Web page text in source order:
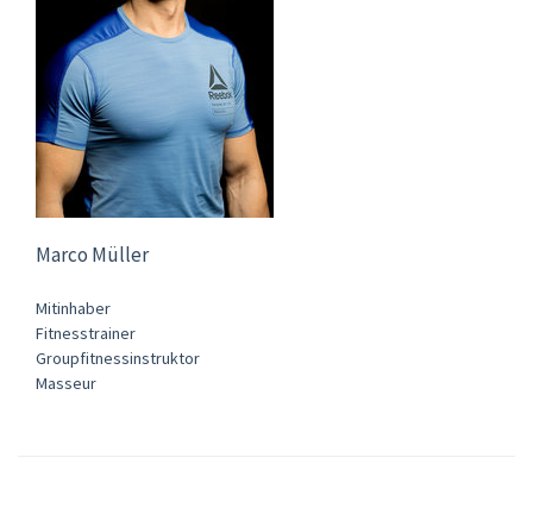
Marco Müller
Mitinhaber
Fitnesstrainer
Groupfitnessinstruktor
Masseur